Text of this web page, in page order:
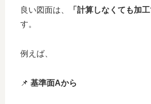
良い図面は、 「計算しなくても加
す。
例えば、
📌 基準面Aから